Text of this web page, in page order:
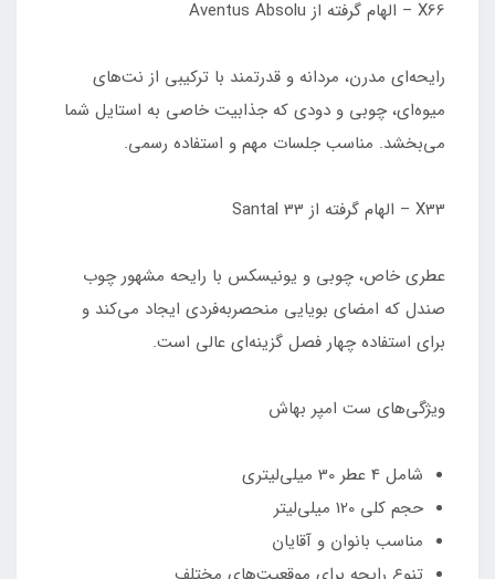
X66 – الهام گرفته از Aventus Absolu
رایحه‌ای مدرن، مردانه و قدرتمند با ترکیبی از نت‌های
میوه‌ای، چوبی و دودی که جذابیت خاصی به استایل شما
می‌بخشد. مناسب جلسات مهم و استفاده رسمی.
X33 – الهام گرفته از Santal 33
عطری خاص، چوبی و یونیسکس با رایحه مشهور چوب
صندل که امضای بویایی منحصربه‌فردی ایجاد می‌کند و
برای استفاده چهار فصل گزینه‌ای عالی است.
ویژگی‌های ست امپر بهاش
شامل 4 عطر 30 میلی‌لیتری
حجم کلی 120 میلی‌لیتر
مناسب بانوان و آقایان